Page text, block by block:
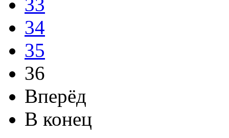
34
35
36
Вперёд
В конец